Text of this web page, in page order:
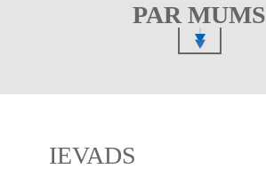
PAR MUMS
IEVADS